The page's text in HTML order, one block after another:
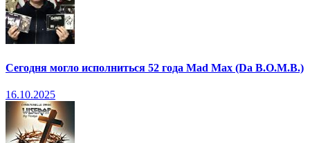
Сегодня могло исполниться 52 года Mad Max (Da B.O.M.B.)
16.10.2025